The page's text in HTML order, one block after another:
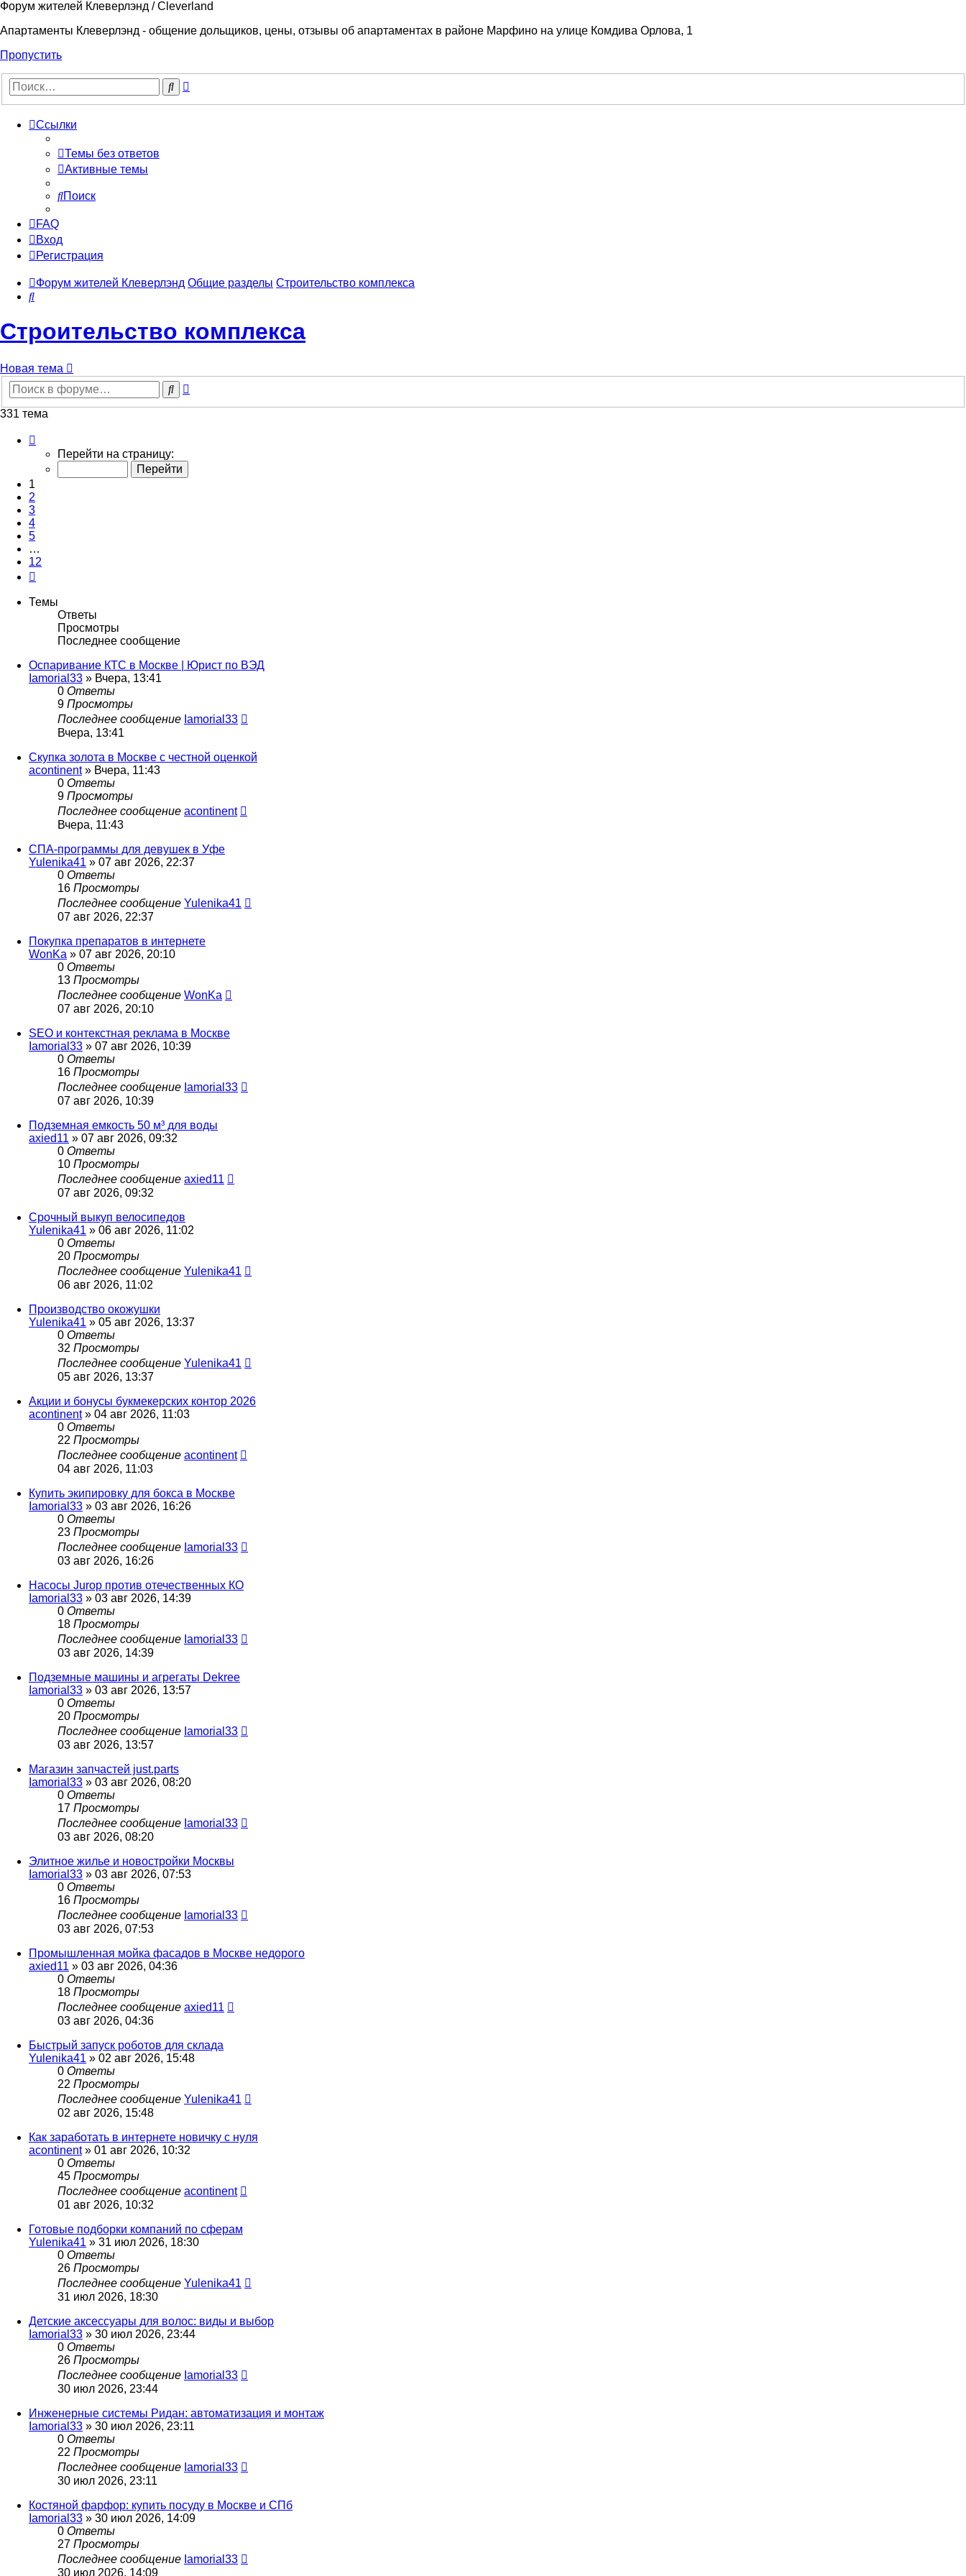
Форум жителей Клеверлэнд / Cleverland
Апартаменты Клеверлэнд - общение дольщиков, цены, отзывы об апартаментах в районе Марфино на улице Комдива Орлова, 1
Пропустить
Поиск
Ссылки
Темы без ответов
Активные темы
Поиск
FAQ
Вход
Регистрация
Форум жителей Клеверлэнд Общие разделы Строительство комплекса
Поиск
Строительство комплекса
Новая тема
Поиск
331 тема
12
Перейти на страницу:
1
2
3
4
5
…
12
Темы
Ответы
Просмотры
Последнее сообщение
Оспаривание КТС в Москве | Юрист по ВЭД
Iamorial33 » Вчера, 13:41
0 Ответы
9 Просмотры
Последнее сообщение Iamorial33
Вчера, 13:41
Скупка золота в Москве с честной оценкой
acontinent» Вчера, 11:43
0 Ответы
9 Просмотры
Последнее сообщение acontinent
Вчера, 11:43
СПА-программы для девушек в Уфе
Yulenika41 » 07 авг 2026, 22:37
0 Ответы
16 Просмотры
Последнее сообщение Yulenika41
07 авг 2026, 22:37
Покупка препаратов в интернете
WonKa » 07 авг 2026, 20:10
0 Ответы
13 Просмотры
Последнее сообщение WonKa
07 авг 2026, 20:10
SEO и контекстная реклама в Москве
Iamorial33 » 07 авг 2026, 10:39
0 Ответы
16 Просмотры
Последнее сообщение Iamorial33
07 авг 2026, 10:39
Подземная емкость 50 м³ для воды
axied11 » 07 авг 2026, 09:32
0 Ответы
10 Просмотры
Последнее сообщение axied11
07 авг 2026, 09:32
Срочный выкуп велосипедов
Yulenika41 » 06 авг 2026, 11:02
0 Ответы
20 Просмотры
Последнее сообщение Yulenika41
06 авг 2026, 11:02
Производство окожушки
Yulenika41 » 05 авг 2026, 13:37
0 Ответы
32 Просмотры
Последнее сообщение Yulenika41
05 авг 2026, 13:37
Акции и бонусы букмекерских контор 2026
acontinent» 04 авг 2026, 11:03
0 Ответы
22 Просмотры
Последнее сообщение acontinent
04 авг 2026, 11:03
Купить экипировку для бокса в Москве
Iamorial33 » 03 авг 2026, 16:26
0 Ответы
23 Просмотры
Последнее сообщение Iamorial33
03 авг 2026, 16:26
Насосы Jurop против отечественных КО
Iamorial33 » 03 авг 2026, 14:39
0 Ответы
18 Просмотры
Последнее сообщение Iamorial33
03 авг 2026, 14:39
Подземные машины и агрегаты Dekree
Iamorial33 » 03 авг 2026, 13:57
0 Ответы
20 Просмотры
Последнее сообщение Iamorial33
03 авг 2026, 13:57
Магазин запчастей just.parts
Iamorial33 » 03 авг 2026, 08:20
0 Ответы
17 Просмотры
Последнее сообщение Iamorial33
03 авг 2026, 08:20
Элитное жилье и новостройки Москвы
Iamorial33 » 03 авг 2026, 07:53
0 Ответы
16 Просмотры
Последнее сообщение Iamorial33
03 авг 2026, 07:53
Промышленная мойка фасадов в Москве недорого
axied11 » 03 авг 2026, 04:36
0 Ответы
18 Просмотры
Последнее сообщение axied11
03 авг 2026, 04:36
Быстрый запуск роботов для склада
Yulenika41 » 02 авг 2026, 15:48
0 Ответы
22 Просмотры
Последнее сообщение Yulenika41
02 авг 2026, 15:48
Как заработать в интернете новичку с нуля
acontinent» 01 авг 2026, 10:32
0 Ответы
45 Просмотры
Последнее сообщение acontinent
01 авг 2026, 10:32
Готовые подборки компаний по сферам
Yulenika41 » 31 июл 2026, 18:30
0 Ответы
26 Просмотры
Последнее сообщение Yulenika41
31 июл 2026, 18:30
Детские аксессуары для волос: виды и выбор
Iamorial33 » 30 июл 2026, 23:44
0 Ответы
26 Просмотры
Последнее сообщение Iamorial33
30 июл 2026, 23:44
Инженерные системы Ридан: автоматизация и монтаж
Iamorial33 » 30 июл 2026, 23:11
0 Ответы
22 Просмотры
Последнее сообщение Iamorial33
30 июл 2026, 23:11
Костяной фарфор: купить посуду в Москве и СПб
Iamorial33 » 30 июл 2026, 14:09
0 Ответы
27 Просмотры
Последнее сообщение Iamorial33
30 июл 2026, 14:09